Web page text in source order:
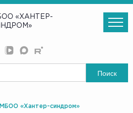
«ХАНТЕР-
Поиск
МБОО «Хантер-синдром»